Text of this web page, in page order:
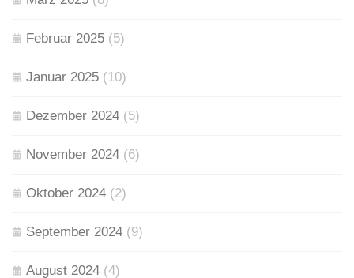
Februar 2025 (5)
Januar 2025 (10)
Dezember 2024 (5)
November 2024 (6)
Oktober 2024 (2)
September 2024 (9)
August 2024 (4)